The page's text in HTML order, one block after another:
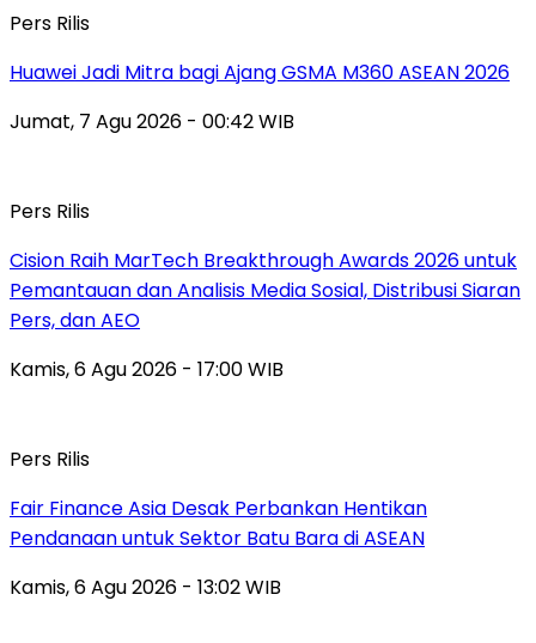
Pers Rilis
Huawei Jadi Mitra bagi Ajang GSMA M360 ASEAN 2026
Jumat, 7 Agu 2026 - 00:42 WIB
Pers Rilis
Cision Raih MarTech Breakthrough Awards 2026 untuk
Pemantauan dan Analisis Media Sosial, Distribusi Siaran
Pers, dan AEO
Kamis, 6 Agu 2026 - 17:00 WIB
Pers Rilis
Fair Finance Asia Desak Perbankan Hentikan
Pendanaan untuk Sektor Batu Bara di ASEAN
Kamis, 6 Agu 2026 - 13:02 WIB